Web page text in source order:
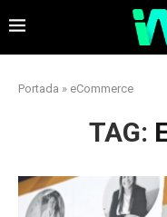
Portada » eCommerce
TAG: